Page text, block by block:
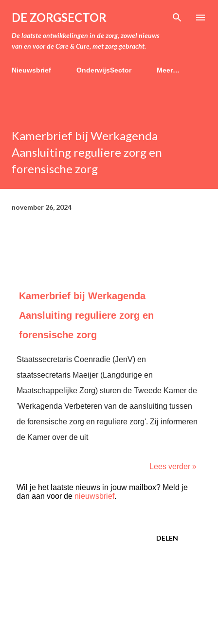
Doorgaan naar hoofdcontent
DE ZORGSECTOR
De laatste ontwikkelingen in de zorg, zowel nieuws
van en voor de Care & Cure, met zorg gebracht.
Nieuwsbrief OnderwijsSector Meer…
Kamerbrief bij Werkagenda
Aansluiting reguliere zorg en
forensische zorg
november 26, 2024
Kamerbrief bij Werkagenda
Aansluiting reguliere zorg en
forensische zorg
Staatssecretaris Coenradie (JenV) en
staatssecretaris Maeijer (Langdurige en
Maatschappelijke Zorg) sturen de Tweede Kamer de
'Werkagenda Verbeteren van de aansluiting tussen
de forensische zorg en reguliere zorg'. Zij informeren
de Kamer over de uit
Lees verder »
Wil je het laatste nieuws in jouw mailbox? Meld je
dan aan voor de nieuwsbrief.
DELEN